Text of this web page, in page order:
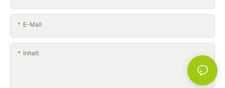
E-Mail
Inhalt